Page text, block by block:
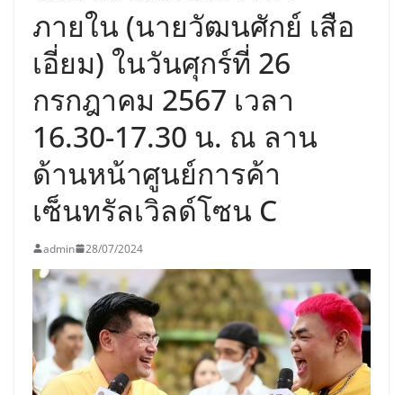
ภายใน (นายวัฒนศักย์ เสือ
เอี่ยม) ในวันศุกร์ที่ 26
กรกฎาคม 2567 เวลา
16.30-17.30 น. ณ ลาน
ด้านหน้าศูนย์การค้า
เซ็นทรัลเวิลด์โซน C
admin 28/07/2024